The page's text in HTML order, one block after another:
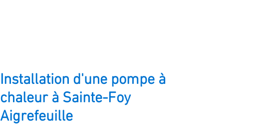
Installation d'une pompe à
chaleur à Sainte-Foy
Aigrefeuille